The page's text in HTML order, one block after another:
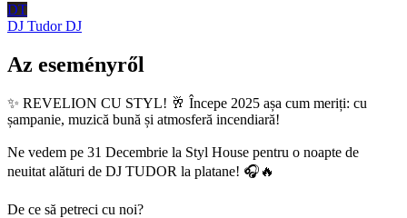
DT
DJ Tudor DJ
Az eseményről
✨ REVELION CU STYL! 🥂 Începe 2025 așa cum meriți: cu
șampanie, muzică bună și atmosferă incendiară!
Ne vedem pe 31 Decembrie la Styl House pentru o noapte de
neuitat alături de DJ TUDOR la platane! 🎧🔥
De ce să petreci cu noi?